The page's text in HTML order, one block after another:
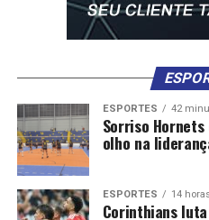
ESPORTES 42
Sorriso
olho na
ESPORTES 14
Corinthians